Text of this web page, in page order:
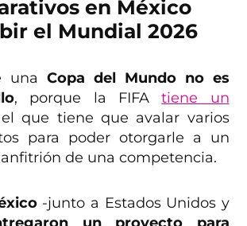
en México
el Mundial 2026
una Copa del Mundo no es
, porque la FIFAtiene un
que tiene que avalar varios
para poder otorgarle a un
de una competencia.
-junto a Estados Unidos y
un proyecto para